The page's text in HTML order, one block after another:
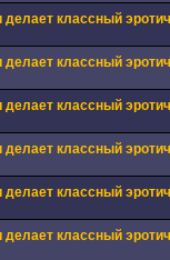
делает классный
делает классный
делает классный
делает классный
делает классный
делает классный